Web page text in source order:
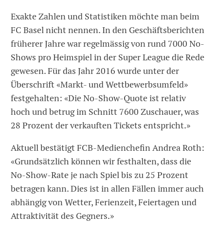
Exakte Zahlen und Statistiken möchte man beim
FC Basel nicht nennen. In den Geschäftsberichten
früherer Jahre war regelmässig von rund 7000 No-
Shows pro Heimspiel in der Super League die Rede
gewesen. Für das Jahr 2016 wurde unter der
Überschrift «Markt- und Wettbewerbsumfeld»
festgehalten: «Die No-Show-Quote ist relativ
hoch und betrug im Schnitt 7600 Zuschauer, was
28 Prozent der verkauften Tickets entspricht.»
Aktuell bestätigt FCB-Medienchefin Andrea Roth:
«Grundsätzlich können wir festhalten, dass die
No-Show-Rate je nach Spiel bis zu 25 Prozent
betragen kann. Dies ist in allen Fällen immer auch
abhängig von Wetter, Ferienzeit, Feiertagen und
Attraktivität des Gegners.»